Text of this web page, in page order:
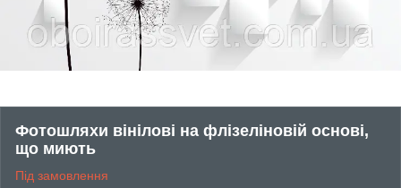
Фотошляхи вінілові на флізеліновій основі,
що миють
Під замовлення